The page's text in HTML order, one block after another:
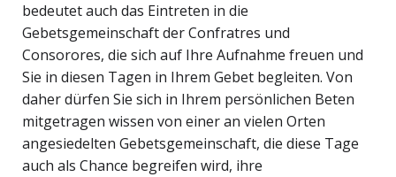
bedeutet auch das Eintreten in die
Gebetsgemeinschaft der Confratres und
Consorores, die sich auf Ihre Aufnahme freuen und
Sie in diesen Tagen in Ihrem Gebet begleiten. Von
daher dürfen Sie sich in Ihrem persönlichen Beten
mitgetragen wissen von einer an vielen Orten
angesiedelten Gebetsgemeinschaft, die diese Tage
auch als Chance begreifen wird, ihre